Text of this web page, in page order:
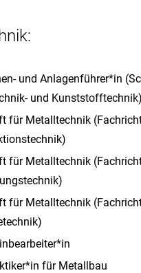
und Anlagenführer*in
und Kunststofftechnik)
für Metalltechnik
für Metalltechnik
für Metalltechnik
für Metallbau